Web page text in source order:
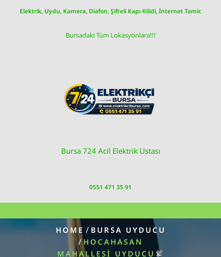
Elektrik, Uydu, Kamera, Diafon, Şifreli Kapı Kilidi, İnternet Tamir.
Bursadaki Tüm Lokasyonlara!!!
Bursa 724 Acil Elektrik Ustası
0551 471 35 91
HOME / BURSA UYDUCU
/HOCAHASAN
MAHALLESI UYDUCU